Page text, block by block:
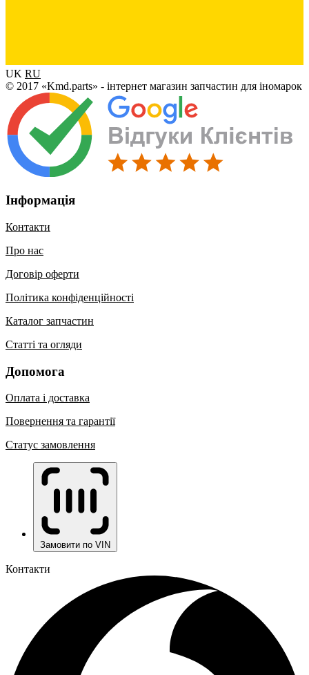
UK RU
© 2017 «Kmd.parts» - інтернет магазин запчастин для іномарок
Інформація
Контакти
Про нас
Договір оферти
Політика конфіденційності
Каталог запчастин
Статті та огляди
Допомога
Оплата і доставка
Повернення та гарантії
Статус замовлення
Замовити по VIN
Контакти